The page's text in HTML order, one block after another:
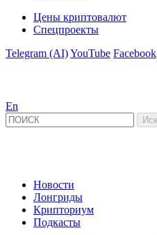
Цены криптовалют
Спецпроекты
Telegram (AI)YouTube Facebook
En
Новости
Лонгриды
Крипториум
Подкасты